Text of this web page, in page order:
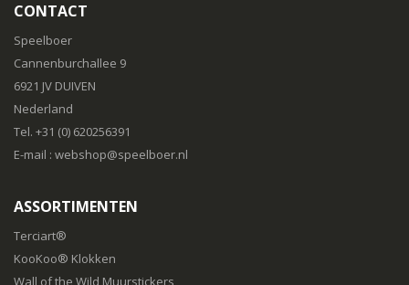
CONTACT
Speelboer
Cannenburchallee 9
6921 JV DUIVEN
Nederland
Tel. +31 (0) 620256391
E-mail : webshop@speelboer.nl
ASSORTIMENTEN
Terciart®
KooKoo® Klokken
Wall of the Wild Muurstickers